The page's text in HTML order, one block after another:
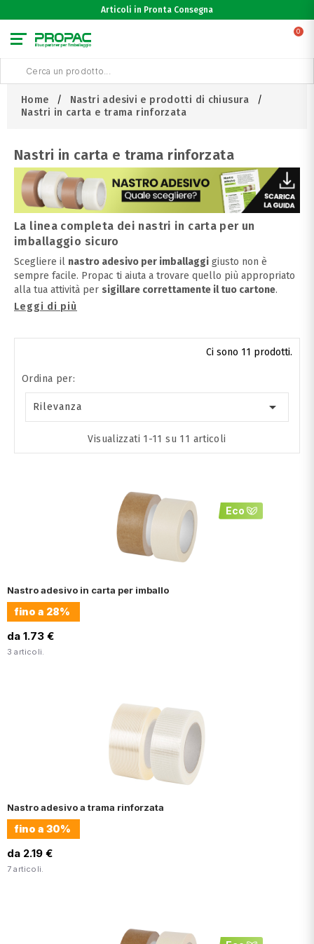
0
Articoli in Pronta Consegna
Home
Nastri adesivi e prodotti di chiusura
Nastri in carta e trama rinforzata
Nastri in carta e trama rinforzata
La linea completa dei nastri in carta per un
imballaggio sicuro
Scegliere il nastro adesivo per imballaggi giusto non è
sempre facile. Propac ti aiuta a trovare quello più appropriato
alla tua attività per sigillare correttamente il tuo cartone.
Leggi di più
Ci sono 11 prodotti.
Ordina per:
Rilevanza 
Visualizzati 1-11 su 11 articoli
Eco
Nastro adesivo in carta per imballo
fino a 28%
da 1.73 €
3 articoli.
Nastro adesivo a trama rinforzata
fino a 30%
da 2.19 €
7 articoli.